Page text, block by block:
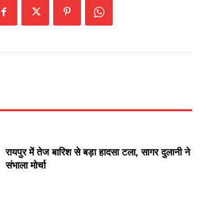
रायपुर में तेज बारिश से बड़ा हादसा टला, सागर दुलानी ने
संभाला मोर्चा